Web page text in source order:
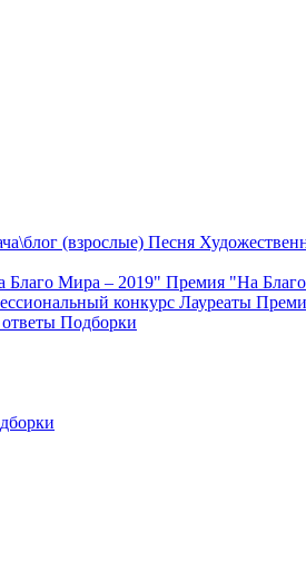
(взрослые) Песня
Благо Мира – 2019" Премия "На
конкурс Лауреаты
Подборки